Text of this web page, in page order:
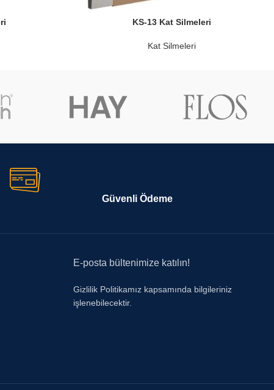
KS-13 Kat Silmeleri
Kat Silmeleri
Güvenli Ödeme
E-posta bültenimize katılın!
Gizlilik Politikamız kapsamında bilgileriniz
işlenebilecektir.